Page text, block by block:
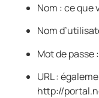
Nom : ce que
Nom
Mot de passe
URL :
http://